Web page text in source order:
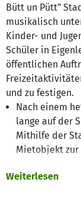
Bütt un Pütt"
musikalisch
Kinder- und
Schüler in
öffentlichen
und zu festigen.
Nach einem
lange auf der
Mithilfe der
Mietobjekt zur
Weiterlesen